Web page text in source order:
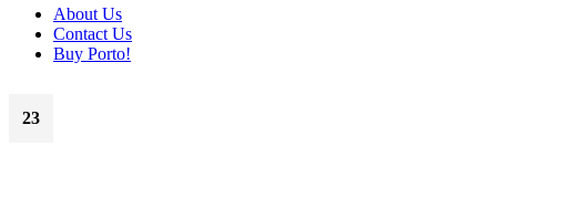
About Us
Contact Us
Buy Porto!
23